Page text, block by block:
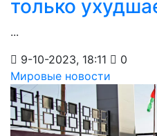
только
...
9-10-2023, 18:11
0
Мировые новости